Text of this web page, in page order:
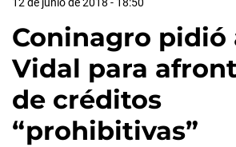
Coninagro pidió
Vidal para
de créditos
“prohibitivas”